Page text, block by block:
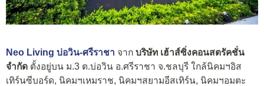
Neo Living บ่อวิน-ศรีราชา จาก บริษัท เฮ้าส์ซิ่งคอนสตรัคชั่น
จำกัด ตั้งอยู่บน ม.3 ต.บ่อวิน อ.ศรีราชา จ.ชลบุรี ใกล้นิคมฯอิส
เทิร์นซีบอร์ด, นิคมฯเหมราช, นิคมฯสยามอีสเทิร์น, นิคมฯอมตะ